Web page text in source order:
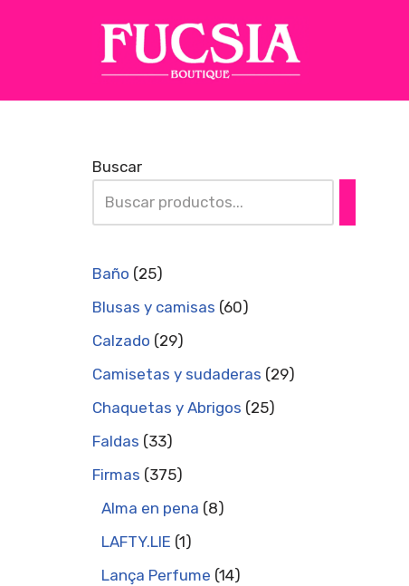
contenido
Buscar
Baño 25
Blusas y camisas 60
Calzado 29
Camisetas y sudaderas 29
Chaquetas y Abrigos 25
Faldas 33
Firmas 375
Alma en pena 8
LAFTY.LIE 1
Lança Perfume 14